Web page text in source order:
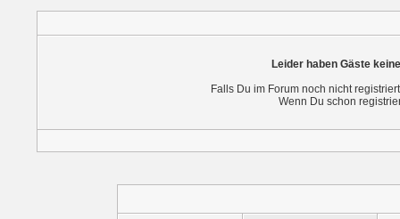
Leider haben Gäste
Falls Du im Forum noch nicht
Wenn Du schon